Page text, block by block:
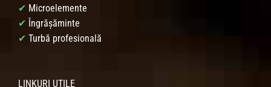
✔ Microelemente
✔ Îngrășăminte
✔ Turbă profesională
LINKURI UTILE